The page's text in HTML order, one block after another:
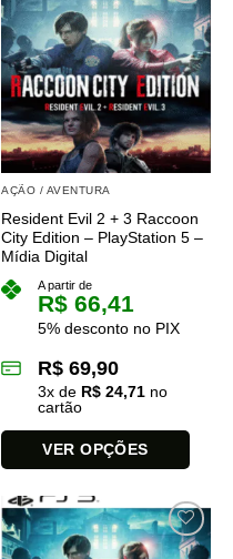
AÇÃO / AVENTURA
Resident Evil 2 + 3 Raccoon
City Edition – PlayStation 5 –
Mídia Digital
A partir de
R$ 66,41
5% desconto no PIX
R$ 69,90
3x de R$ 24,71 no
cartão
VER OPÇÕES
produto
tem
várias